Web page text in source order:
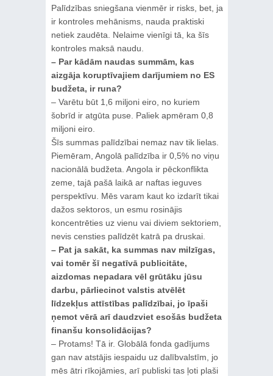
Palīdzības sniegšana vienmēr ir risks, bet, ja
ir kontroles mehānisms, nauda praktiski
netiek zaudēta. Nelaime vienīgi tā, ka šīs
kontroles maksā naudu.
– Par kādām naudas summām, kas
aizgāja koruptīvajiem darījumiem no ES
budžeta, ir runa?
– Varētu būt 1,6 miljoni eiro, no kuriem
šobrīd ir atgūta puse. Paliek apmēram 0,8
miljoni eiro.
Šīs summas palīdzībai nemaz nav tik lielas.
Piemēram, Angolā palīdzība ir 0,5% no viņu
nacionālā budžeta. Angola ir pēckonflikta
zeme, tajā pašā laikā ar naftas ieguves
perspektīvu. Mēs varam kaut ko izdarīt tikai
dažos sektoros, un esmu rosinājis
koncentrēties uz vienu vai diviem sektoriem,
nevis censties palīdzēt katrā pa druskai.
– Pat ja sakāt, ka summas nav milzīgas,
vai tomēr šī negatīvā publicitāte,
aizdomas nepadara vēl grūtāku jūsu
darbu, pārliecinot valstis atvēlēt
līdzekļus attīstības palīdzībai, jo īpaši
ņemot vērā arī daudzviet esošās budžeta
finanšu konsolidācijas?
– Protams! Tā ir. Globālā fonda gadījums
gan nav atstājis iespaidu uz dalībvalstīm, jo
mēs ātri rīkojāmies, arī publiski tas ļoti plaši